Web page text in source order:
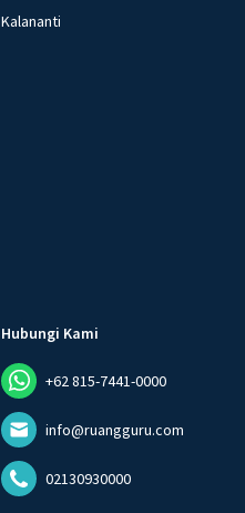
Kalananti
Hubungi Kami
+62 815-7441-0000
info@ruangguru.com
02130930000